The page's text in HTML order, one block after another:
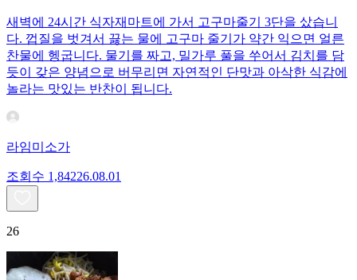
새벽에 24시간 식자재마트에 가서 고구마줄기 3단을 샀습니
다. 껍질을 벗겨서 끓는 물에 고구마 줄기가 약간 익으면 얼른
찬물에 헹굽니다. 물기를 짜고, 밀가루 풀을 쑤어서 김치를 담
듯이 갖은 양념으로 버무리면 자연적인 단맛과 아삭한 식감에
놀라는 맛있는 반찬이 됩니다.
라임미소가
조회수 1,84226.08.01
26